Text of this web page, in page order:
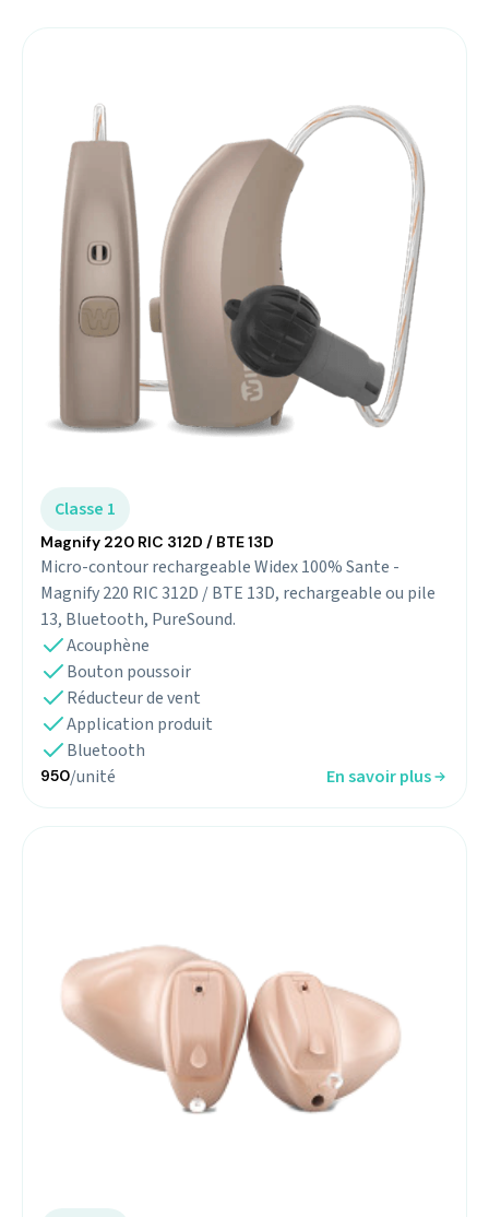
Classe 1
Magnify 220 RIC 312D / BTE 13D
Micro-contour rechargeable Widex 100% Sante -
Magnify 220 RIC 312D / BTE 13D, rechargeable ou pile
13, Bluetooth, PureSound.
Acouphène
Bouton poussoir
Réducteur de vent
Application produit
Bluetooth
950/unité En savoir plus